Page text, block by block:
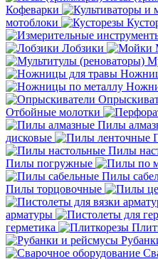
Кофеварки
мотоблоки
Лобзики
Отбойные молотки
Пилы
дисковые
Пилы
Пилы погружные
Пилы
Пилы торцовочные
арматуры
герметика